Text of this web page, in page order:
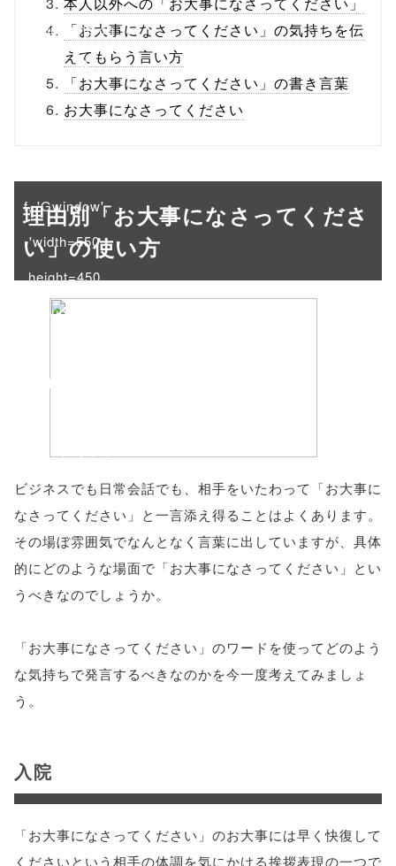
buttons.php on
line10
/1019345"
f, 'Gwindow',
'width=550,
height=450,
menubar=no,
scrollbars=yes'
false;"> シェア
「お大事になさってください」の気持ちを伝
えてもらう言い方
「お大事になさってください」の書き言葉
お大事になさってください
理由別「お大事になさってくださ
い」の使い方
ビジネスでも日常会話でも、相手をいたわって「お大事に
なさってください」と一言添え得ることはよくあります。
その場ぼ雰囲気でなんとなく言葉に出していますが、具体
的にどのような場面で「お大事になさってください」とい
うべきなのでしょうか。
「お大事になさってください」のワードを使ってどのよう
な気持ちで発言するべきなのかを今一度考えてみましょ
う。
入院
「お大事になさってください」のお大事には早く快復して
くださいという相手の体調を気にかける挨拶表現の一つで